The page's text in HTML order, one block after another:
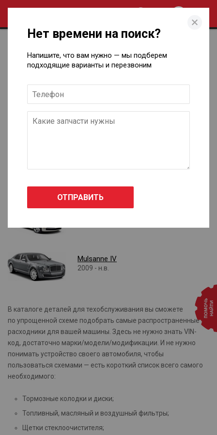
обслуживания автомобилей Bentley
Flying Spur
Mulsanne IV
2009 - н.в.
В каталоге деталей для техобслуживания вы сможете
по упрощенной схеме подобрать самые распространенные
расходники для вашей машины. Здесь не нужно знать VIN-
код, достаточно марки/модели/модификации. И не нужно
понимать устройство своего автомобиля, чтобы
пользоваться схемами — есть короткий список всего самого
необходимого:
Тормозные колодки и диски;
Топливный, масляный и воздушный фильтры;
Щетки стеклоочистителя;
Нет времени на поиск?
Напишите, что вам нужно — мы подберем
подходящие варианты и перезвоним